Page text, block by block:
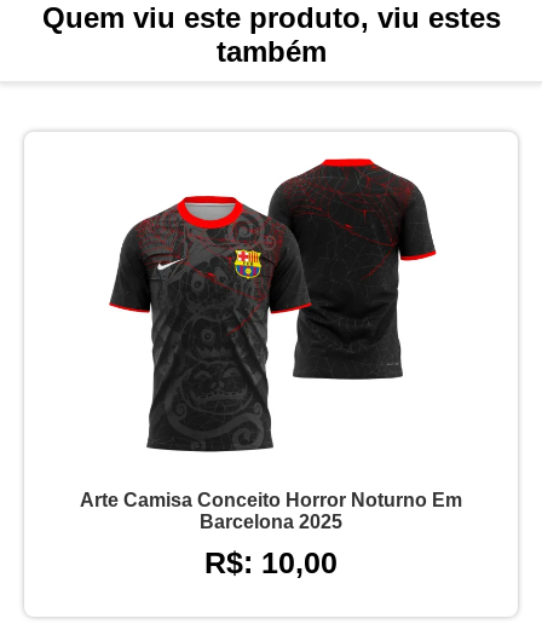
Quem viu este produto, viu estes
também
Arte Camisa Conceito Horror Noturno Em
Barcelona 2025
R$: 10,00